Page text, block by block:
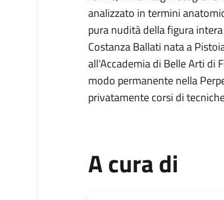
analizzato in termini
pura nudità della figura
Costanza Ballati nata a
all'Accademia di Belle Arti di
modo permanente nella
privatamente corsi di
A cura di